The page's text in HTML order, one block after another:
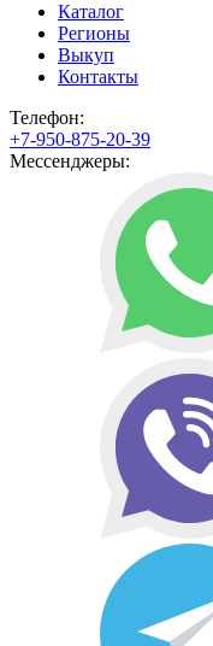
Каталог
Регионы
Выкуп
Контакты
Телефон:
+7-950-875-20-39
Мессенджеры: